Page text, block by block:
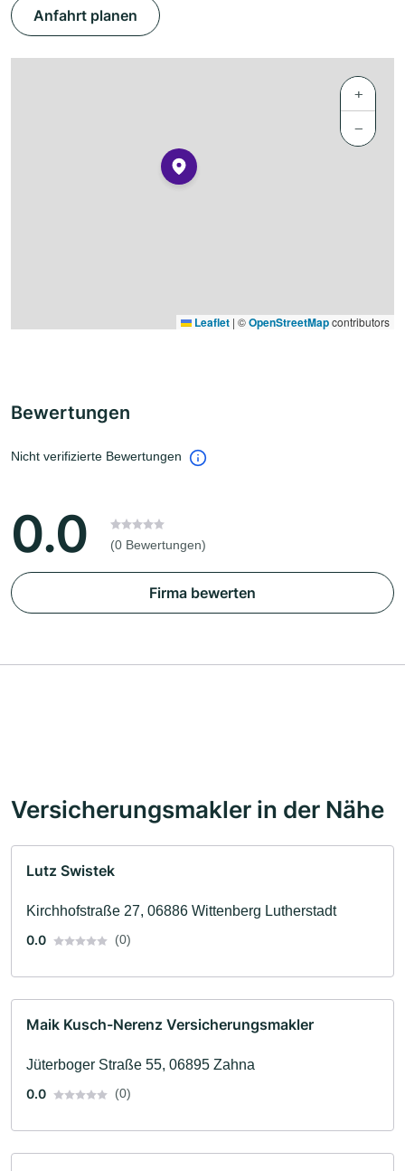
Anfahrt planen
+
−
Leaflet | ©OpenStreetMapcontributors
Bewertungen
Nicht verifizierte Bewertungen
0.0 (0 Bewertungen)
Firma bewerten
Versicherungsmakler in der Nähe
Lutz Swistek
Kirchhofstraße 27, 06886 Wittenberg Lutherstadt
0.0
(0)
Maik Kusch-Nerenz Versicherungsmakler
Jüterboger Straße 55, 06895 Zahna
0.0
(0)